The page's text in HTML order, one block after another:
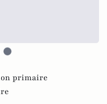
primaire